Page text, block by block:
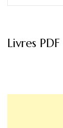
Livres PDF